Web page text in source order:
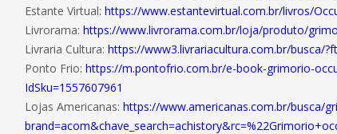
Estante Virtual:https://www.estantevirtual.com.br/livros/
Livrorama:https://www.livrorama.com.br/loja/produto/
Livraria Cultura:https://www3.livrariacultura.com.br/busca/
Ponto Frio:https://m.pontofrio.com.br/e-book-grimorio-
IdSku=1557607961
Lojas Americanas:https://www.americanas.com.br/busca/